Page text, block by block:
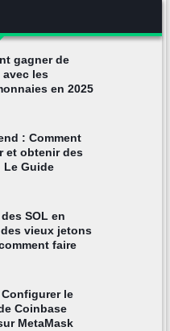
gagner de
avec les
en 2025
: Comment
et obtenir des
Le Guide
SOL en
vieux jetons
faire
le
Coinbase
MetaMask